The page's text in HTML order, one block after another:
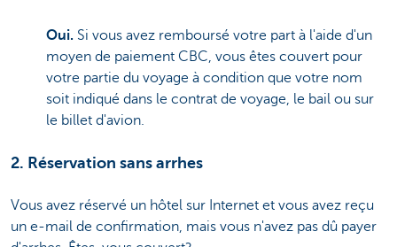
Oui. Si vous avez remboursé votre part à l'aide d'un
moyen de paiement CBC, vous êtes couvert pour
votre partie du voyage à condition que votre nom
soit indiqué dans le contrat de voyage, le bail ou sur
le billet d'avion.
2. Réservation sans arrhes
Vous avez réservé un hôtel sur Internet et vous avez reçu
un e-mail de confirmation, mais vous n'avez pas dû payer